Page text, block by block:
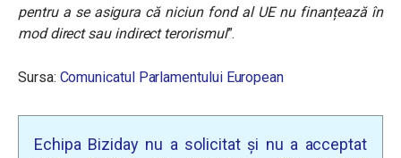
pentru a se asigura că niciun fond al UE nu finanțează în
mod direct sau indirect terorismul”.
Sursa: Comunicatul Parlamentului European
Echipa Biziday nu a solicitat și nu a acceptat